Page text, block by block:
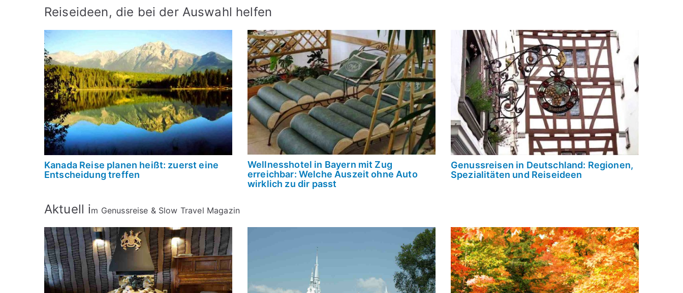
Reiseideen, die bei der Auswahl helfen
Kanada Reise planen heißt: zuerst eine
Entscheidung treffen
Wellnesshotel in Bayern mit Zug
erreichbar: Welche Auszeit ohne Auto
wirklich zu dir passt
Genussreisen in Deutschland: Regionen,
Spezialitäten und Reiseideen
Aktuell im Genussreise & Slow Travel Magazin